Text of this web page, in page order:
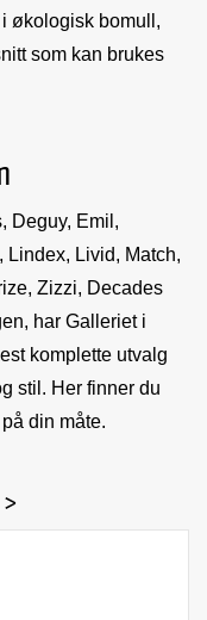
økologisk bomull,
som kan brukes
Deguy, Emil,
Lindex, Livid, Match,
Zizzi, Decades
har Galleriet i
komplette utvalg
stil. Her finner du
din måte.